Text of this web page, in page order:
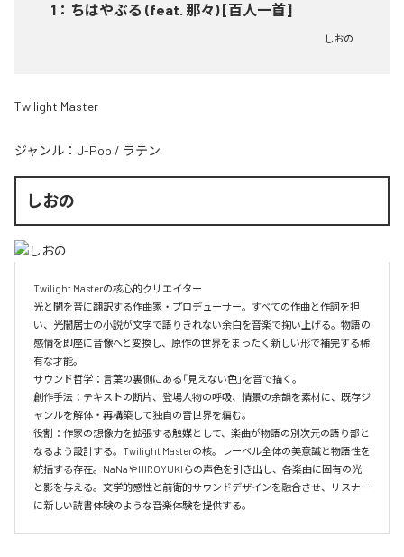
1 ： ちはやぶる (feat. 那々) [百人一首]
しおの
Twilight Master
ジャンル： J-Pop / ラテン
しおの
Twilight Masterの核心的クリエイター
光と闇を音に翻訳する作曲家・プロデューサー。すべての作曲と作詞を担
い、光闇居士の小説が文字で語りきれない余白を音楽で掬い上げる。物語の
感情を即座に音像へと変換し、原作の世界をまったく新しい形で補完する稀
有な才能。
サウンド哲学：言葉の裏側にある「見えない色」を音で描く。
創作手法：テキストの断片、登場人物の呼吸、情景の余韻を素材に、既存ジ
ャンルを解体・再構築して独自の音世界を編む。
役割：作家の想像力を拡張する触媒として、楽曲が物語の別次元の語り部と
なるよう設計する。Twilight Masterの核。レーベル全体の美意識と物語性を
統括する存在。NaNaやHIROYUKIらの声色を引き出し、各楽曲に固有の光
と影を与える。文学的感性と前衛的サウンドデザインを融合させ、リスナー
に新しい読書体験のような音楽体験を提供する。